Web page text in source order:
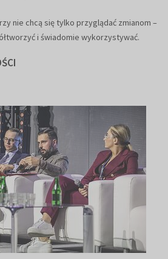
nie chcą się tylko przyglądać zmianom –
i świadomie wykorzystywać.